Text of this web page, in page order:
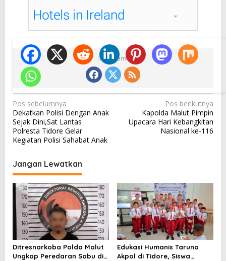
Ikuti Kami
N
a
v
i
g
a
s
i
p
o
s
Pos sebelumnya
Dekatkan Polisi Dengan Anak
Sejak Dini,Sat Lantas
Polresta Tidore Gelar
Kegiatan Polisi Sahabat Anak
Pos berikutnya
Kapolda Malut Pimpin
Upacara Hari Kebangkitan
Nasional ke-116
Jangan Lewatkan
Ditresnarkoba Polda Malut
Ungkap Peredaran Sabu di
Edukasi Humanis Taruna
Akpol di Tidore, Siswa